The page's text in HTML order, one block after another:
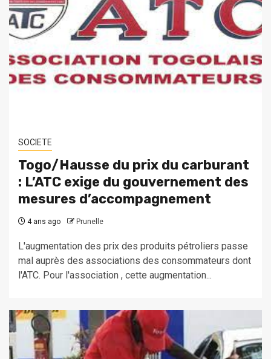
SOCIETE
Togo/Hausse du prix du carburant
: L’ATC exige du gouvernement des
mesures d’accompagnement
4 ans ago Prunelle
L'augmentation des prix des produits pétroliers passe
mal auprès des associations des consommateurs dont
l'ATC. Pour l'association , cette augmentation...